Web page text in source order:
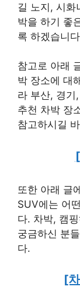
길 노지, 시화
박을 하기 좋
록 하겠습니
참고로 아래
박 장소에 대
라 부산, 경기
추천 차박 장
참고하시길
또한 아래 글
SUV에는 어
다. 차박, 캠
궁금하신 분
다.
[